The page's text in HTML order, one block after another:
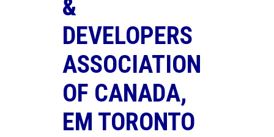
&
DEVELOPERS
ASSOCIATION
OF CANADA,
EM TORONTO